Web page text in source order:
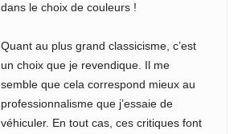
dans le choix de couleurs !
Quant au plus grand classicisme, c’est
un choix que je revendique. Il me
semble que cela correspond mieux au
professionnalisme que j’essaie de
véhiculer. En tout cas, ces critiques font